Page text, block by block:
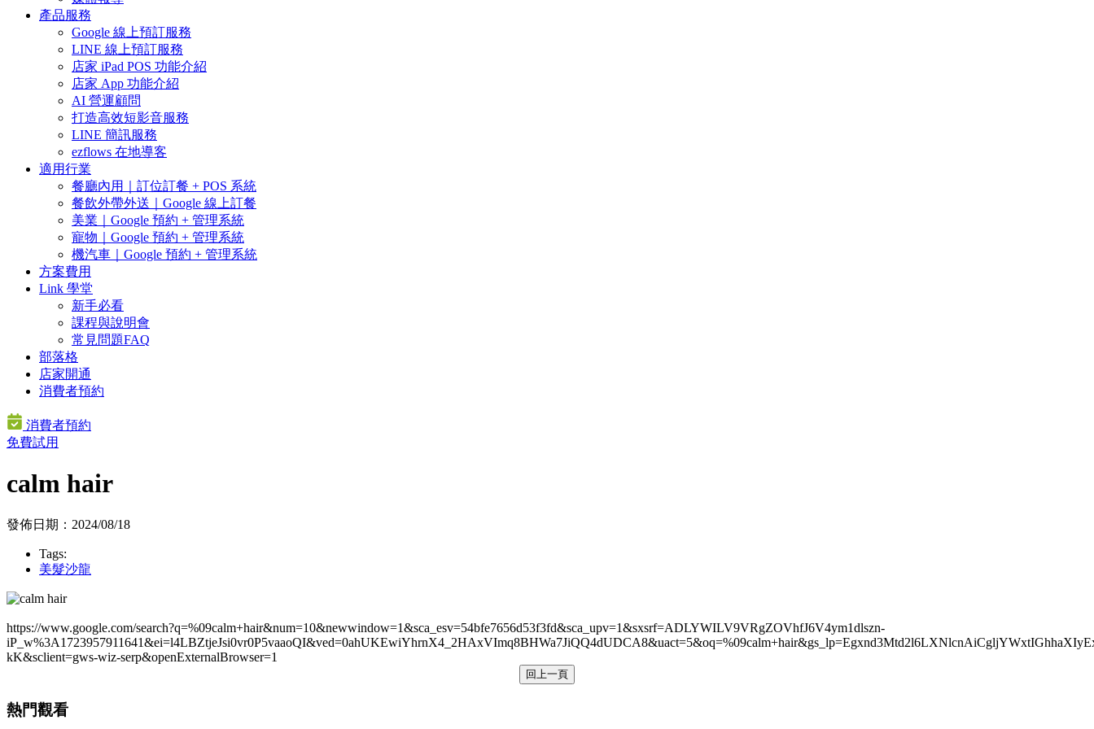
產品服務
Google 線上預訂服務
LINE 線上預訂服務
店家 iPad POS 功能介紹
店家 App 功能介紹
AI 營運顧問
打造高效短影音服務
LINE 簡訊服務
ezflows 在地導客
適用行業
餐廳內用｜訂位訂餐 + POS 系統
餐飲外帶外送｜Google 線上訂餐
美業｜Google 預約 + 管理系統
寵物｜Google 預約 + 管理系統
機汽車｜Google 預約 + 管理系統
方案費用
Link 學堂
新手必看
課程與說明會
常見問題FAQ
部落格
店家開通
消費者預約
消費者預約
免費試用
calm hair
發佈日期：2024/08/18
Tags:
美髮沙龍
https://www.google.com/search?q=%09calm+hair&num=10&newwindow=1&sca_esv=54bfe7656d53f3fd&sca_upv=1&sxsrf=ADLYWILV9VRgZOVhfJ6V4ym1dlszn-
kK&sclient=gws-wiz-serp&openExternalBrowser=1
回上一頁
熱門觀看